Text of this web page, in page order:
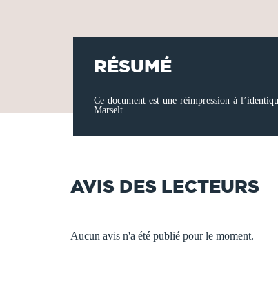
RÉSUMÉ
Ce document est une réimpression à
Marselt
AVIS DES LECTEURS
Aucun avis n'a été publié pour le moment.